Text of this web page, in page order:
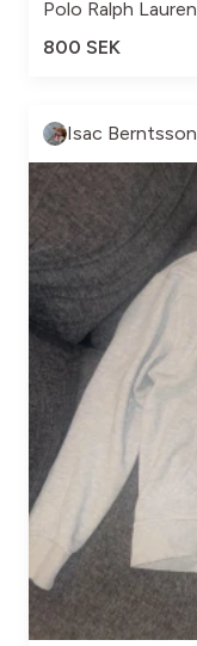
Polo Ralph Lauren
800 SEK
Isac Berntsson